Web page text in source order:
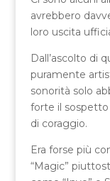
avrebbero
loro uscita
Dall’ascolto di
puramente
sonorità solo
forte il
di coraggio.
Era forse più
“Magic”